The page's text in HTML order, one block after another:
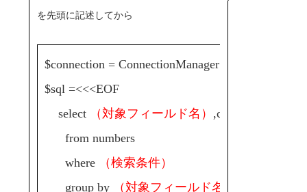
を先頭に記述してから
$connection = ConnectionManager::get('default');
$sql =<<<EOF
select
（対象フィールド名） ,count(*) as cnt
from numbers
where
（検索条件）
group by
（対象フィールド名）